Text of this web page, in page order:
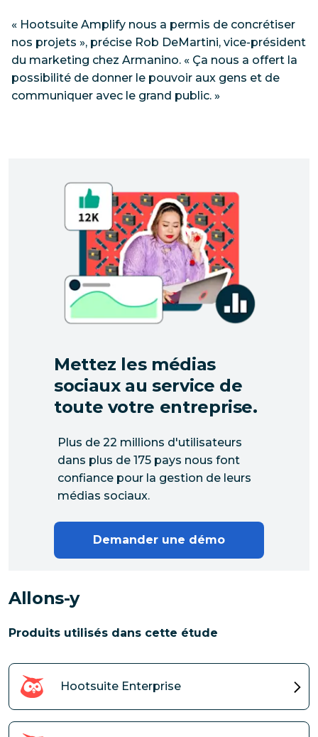
« Hootsuite Amplify nous a permis de concrétiser
nos projets », précise Rob DeMartini, vice-président
du marketing chez Armanino. « Ça nous a offert la
possibilité de donner le pouvoir aux gens et de
communiquer avec le grand public. »
Allons-y
Produits utilisés dans cette étude
Hootsuite Enterprise
Mettez les médias
sociaux au service de
toute votre entreprise.
Plus de 22 millions d'utilisateurs
dans plus de 175 pays nous font
confiance pour la gestion de leurs
médias sociaux.
Demander une démo